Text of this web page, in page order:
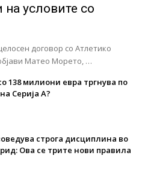
условите со
договор со Атлетико
Матео Морето, …
138 милиони евра тргнува по
Серија А?
строга дисциплина во
Ова се трите нови правила